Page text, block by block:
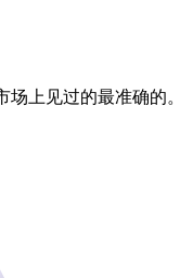
上见过的最准确的。